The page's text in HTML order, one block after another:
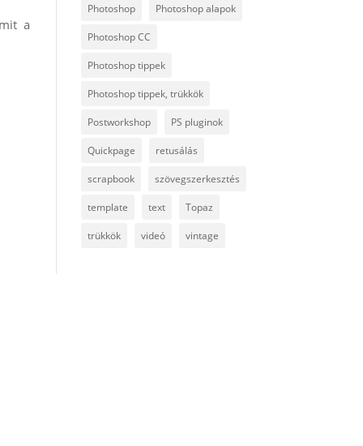
a
Photoshop Photoshop alapok
Photoshop CC
Photoshop tippek
Photoshop tippek, trükkök
Postworkshop PS pluginok
Quickpage retusálás
scrapbook szövegszerkesztés
template text Topaz
trükkök videó vintage